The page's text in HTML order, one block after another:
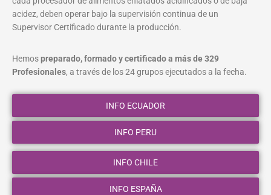
acidez, deben operar bajo la supervisión continua de un
Supervisor Certificado durante la producción.
Hemospreparado, formado y certificado a más de 329
Profesionales, a través de los 24 grupos ejecutados a la fecha.
INFO ECUADOR
INFO PERU
INFO CHILE
INFO ESPAÑA